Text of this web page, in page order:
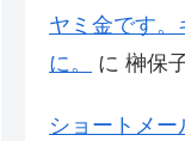
ヤミ金です。
に。
に 榊保
ショートメ